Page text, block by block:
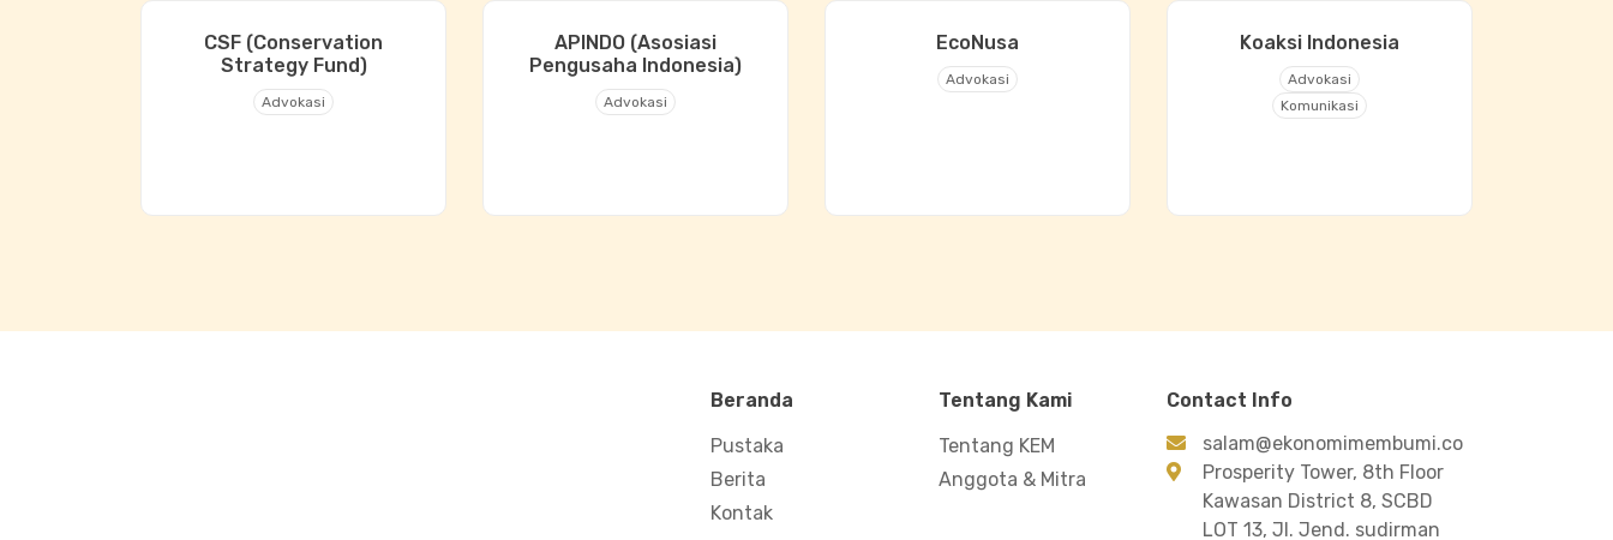
CSF (Conservation
Strategy Fund)
Advokasi
APINDO (Asosiasi
Pengusaha Indonesia)
Advokasi
EcoNusa
Advokasi
Koaksi Indonesia
Advokasi
Komunikasi
Beranda
Pustaka
Berita
Kontak
Tentang Kami
Tentang KEM
Anggota & Mitra
Contact Info
salam@ekonomimembumi.co
Prosperity Tower, 8th Floor
Kawasan District 8, SCBD
LOT 13, Jl. Jend. sudirman